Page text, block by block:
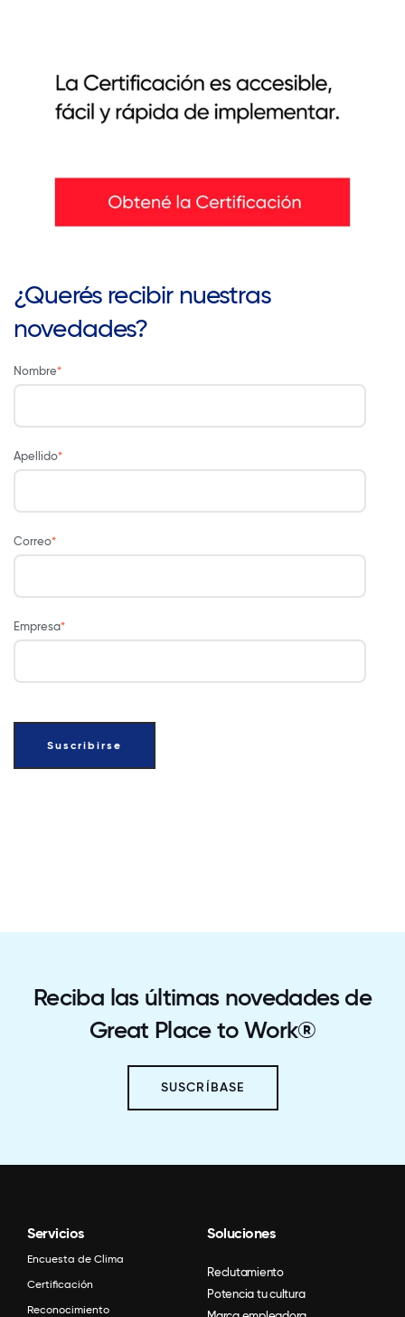
¿Querés recibir nuestras
novedades?
Nombre*
Apellido*
Correo*
Empresa*
Reciba las últimas novedades de
Great Place to Work®
SUSCRÍBASE
Servicios
Encuesta de Clima
Certificación
Reconocimiento
Soluciones
Reclutamiento
Potencia tu cultura